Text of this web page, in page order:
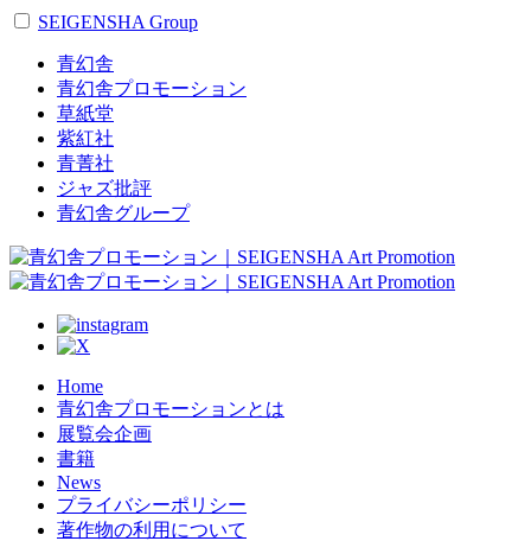
SEIGENSHA Group
青幻舎
青幻舎プロモーション
草紙堂
紫紅社
青菁社
ジャズ批評
青幻舎グループ
Home
青幻舎プロモーションとは
展覧会企画
書籍
News
プライバシーポリシー
著作物の利用について